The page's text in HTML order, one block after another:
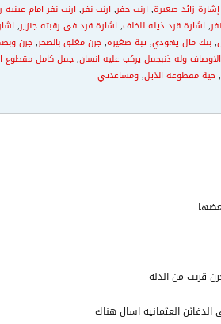
إشارة زائد صغيرة, ارنب حفر, ارنب نفر, ارنب نفر امام
, اشارة قرد ذيله للخلف, اشارة قرد في رقبته جنزير,
,بنك مال يهودي,تبة صغيرة,جرن مغلق بالصخر,جرن
وله ذنبجمل يركب عليه انسان,جمل كامل مقطوع
,حية مقطوعه الذيل,ومساعدتي
قريب من الدله
العثمانيه اسال هناك